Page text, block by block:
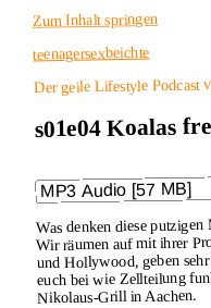
Zum Inhalt springen
teenagersexbeichte
Der geile Lifestyle
s01e04 Koalas
Was denken diese
Wir räumen auf mit ihrer
und Hollywood, geben
euch bei wie Zellteilung
Nikolaus-Grill in Aachen.